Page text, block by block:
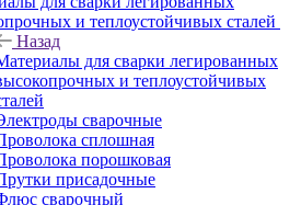
и теплоустойчивых сталей
Назад
для сварки легированных
и теплоустойчивых
сварочные
сплошная
порошковая
присадочные
сварочный